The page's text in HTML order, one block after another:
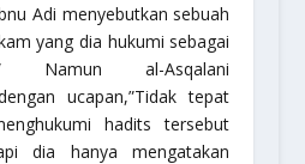
Adi menyebutkan sebuah
yang dia hukumi sebagai
Namun al-Asqalani
ucapan,”Tidak tepat
hadits tersebut
dia hanya mengatakan